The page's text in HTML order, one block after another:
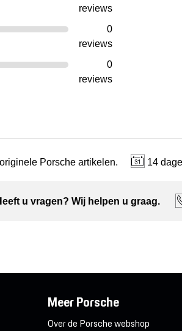
reviews
0
reviews
0
reviews
Porsche artikelen. 14
u vragen? Wij helpen u graag.
Meer Porsche
Over de Porsche webshop